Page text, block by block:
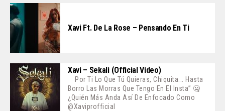
Xavi Ft. De La Rose – Pensando En Ti
Xavi – Sekali (Official Video)
Por Ti Lo Que Tú Quieras, Chiquita... Hasta
Borro Las Morras Que Tengo En El Insta” 🤐
¿Quién Más Anda Así De Enfocado Como
@xaviprofficial